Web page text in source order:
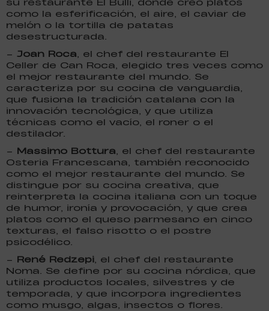
como la esferificación, el aire, el caviar de
melón o la tortilla de patatas
desestructurada.
– Joan Roca, el chef del restaurante El
Celler de Can Roca, elegido tres veces como
el mejor restaurante del mundo. Se
caracteriza por su cocina de vanguardia,
que fusiona la tradición catalana con la
innovación tecnológica, y que utiliza
técnicas como el vacío, el roner o el
destilador.
– Massimo Bottura, el chef del restaurante
Osteria Francescana, también reconocido
como el mejor restaurante del mundo. Se
distingue por su cocina creativa, que
reinterpreta la cocina italiana con un toque
de humor, ironía y provocación, y que crea
platos como el queso parmesano en cinco
texturas, el falso risotto o el postre
psicodélico.
– René Redzepi, el chef del restaurante
Noma. Se define por su cocina nórdica, que
utiliza productos locales, silvestres y de
temporada, y que incorpora ingredientes
como musgo, algas, insectos o flores.